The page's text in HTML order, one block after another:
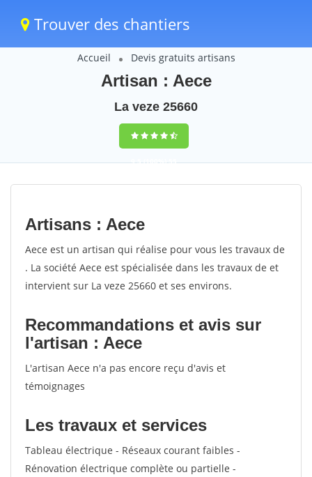
Trouver des chantiers
Accueil Devis gratuits artisans
Artisan : Aece
La veze 25660
9,5(100%)55
votes
Artisans : Aece
Aece est un artisan qui réalise pour vous les travaux de
. La société Aece est spécialisée dans les travaux de et
intervient sur La veze 25660 et ses environs.
Recommandations et avis sur
l'artisan : Aece
L'artisan Aece n'a pas encore reçu d'avis et
témoignages
Les travaux et services
Tableau électrique - Réseaux courant faibles -
Rénovation électrique complète ou partielle -